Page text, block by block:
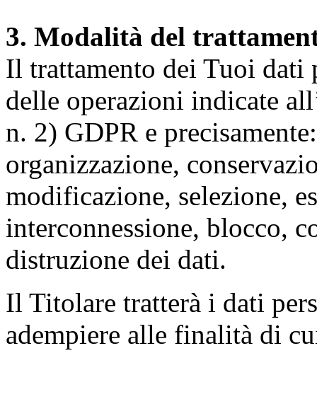
3. Modalità del
Il trattamento dei Tuoi dati
delle operazioni indicate
n. 2) GDPR e
organizzazione,
modificazione, selezione,
interconnessione, blocco,
distruzione dei dati.
Il Titolare tratterà i dati
adempiere alle finalità di